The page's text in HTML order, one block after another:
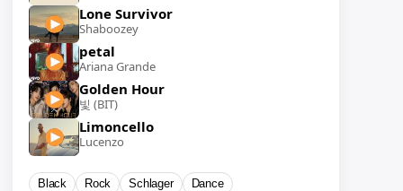
Lone Survivor
Shaboozey
petal
Ariana Grande
Golden Hour
빛 (BIT)
Limoncello
Lucenzo
Black Rock Schlager Dance